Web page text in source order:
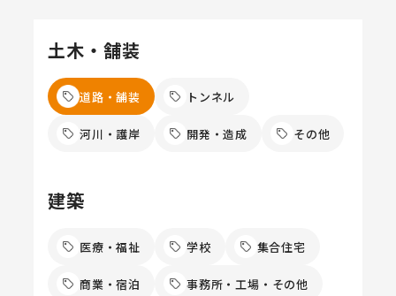
土木・舗装
道路・舗装 トンネル
河川・護岸 開発・造成 その他
建築
医療・福祉 学校 集合住宅
商業・宿泊 事務所・工場・その他